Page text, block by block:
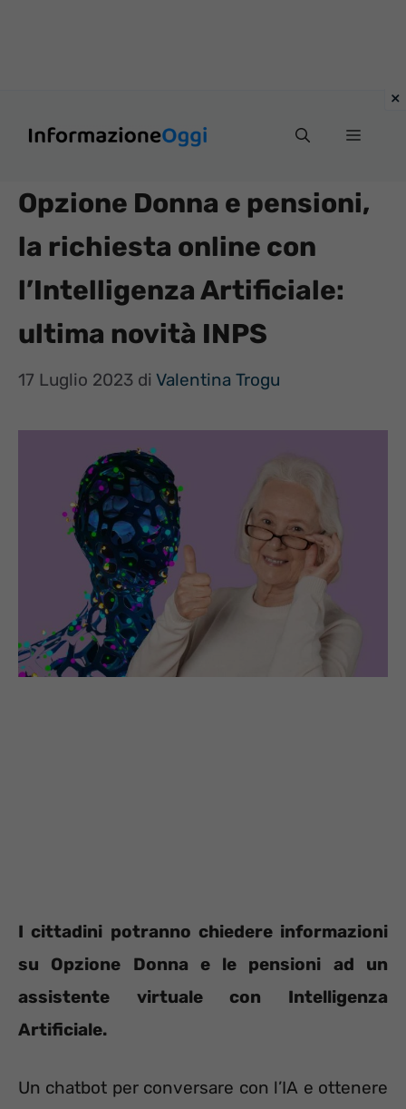
Menu
Opzione Donna e pensioni,
la richiesta online con
l’Intelligenza Artificiale:
ultima novità INPS
17 Luglio 2023 di Valentina Trogu
I cittadini potranno chiedere informazioni
su Opzione Donna e le pensioni ad un
assistente virtuale con Intelligenza
Artificiale.
Un chatbot per conversare con l’IA e ottenere